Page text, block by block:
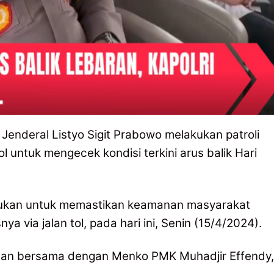
Jenderal Listyo Sigit Prabowo melakukan patroli
untuk mengecek kondisi terkini arus balik Hari
untuk memastikan keamanan masyarakat
via jalan tol, pada hari ini, Senin (15/4/2024).
bersama dengan Menko PMK Muhadjir Effendy,